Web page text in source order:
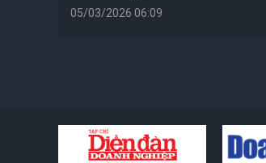
05/03/2026 06:09